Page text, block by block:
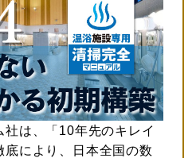
は、「10年先のキレイ
底により、日本全国の数